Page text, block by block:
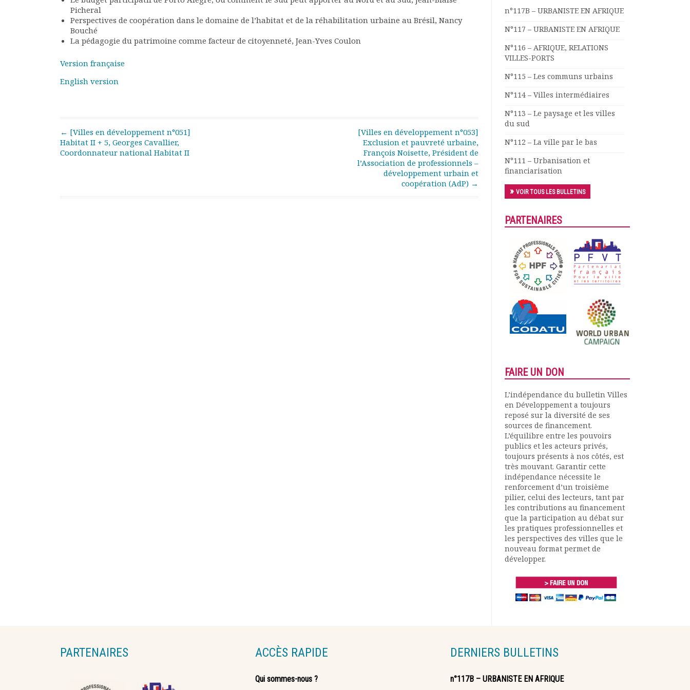
Rapports moraux
Rapports financiers
Comité de rédaction
Bulletins Villes en
Podcast-AdP
Dîners débats
Picheral
Perspectives de coopération dans le domaine de l’habitat et de la réhabilitation urbaine au Brésil, Nancy
Bouché
La pédagogie du patrimoine comme facteur de citoyenneté, Jean-Yves Coulon
Version française
English version
Post navigation
← [Villes en développement n°051]
Habitat II + 5, Georges Cavallier,
Coordonnateur national Habitat II
[Villes en développement n°053]
Exclusion et pauvreté urbaine,
François Noisette, Président de
l’Association de professionnels –
développement urbain et
coopération (AdP) →
n°117B – URBANISTE EN AFRIQUE
N°117 – URBANISTE EN AFRIQUE
N°116 – AFRIQUE, RELATIONS
VILLES-PORTS
N°115 – Les communs urbains
N°114 – Villes intermédiaires
N°113 – Le paysage et les villes
du sud
N°112 – La ville par le bas
N°111 – Urbanisation et
financiarisation
VOIR TOUS LES BULLETINS
PARTENAIRES
FAIRE UN DON
L’indépendance du bulletin Villes
en Développement a toujours
reposé sur la diversité de ses
sources de financement.
L’équilibre entre les pouvoirs
publics et les acteurs privés,
toujours présents à nos côtés, est
très mouvant. Garantir cette
indépendance nécessite le
renforcement d’un troisième
pilier, celui des lecteurs, tant par
les contributions au financement
que la participation au débat sur
les pratiques professionnelles et
les perspectives des villes que le
nouveau format permet de
développer.
PARTENAIRES ACCÈS RAPIDE
Qui sommes-nous ?
DERNIERS BULLETINS
n°117B – URBANISTE EN AFRIQUE